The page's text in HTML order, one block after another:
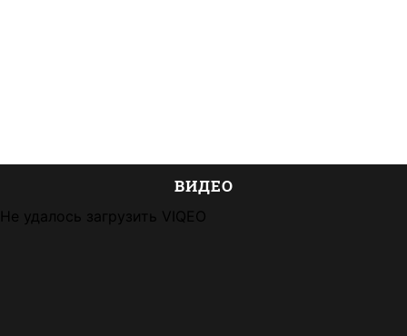
ВИДЕО
Не удалось загрузить VIQEO